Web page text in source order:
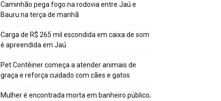
Caminhão pega fogo na rodovia entre Jaú e
Bauru na terça de manhã
Carga de R$ 265 mil escondida em caixa de som
é apreendida em Jaú
Pet Contêiner começa a atender animais de
graça e reforça cuidado com cães e gatos
Mulher é encontrada morta em banheiro público;